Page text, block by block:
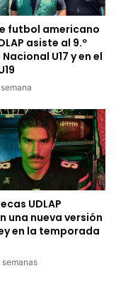
futbol americano
asiste al 9.º
U17 y en el
UDLAP
una nueva versión
en la temporada